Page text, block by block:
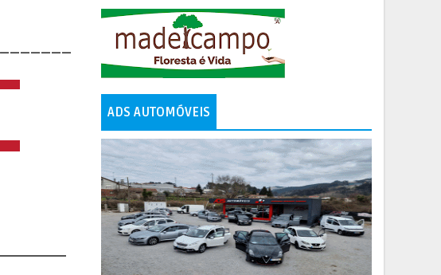
ADS AUTOMÓVEIS